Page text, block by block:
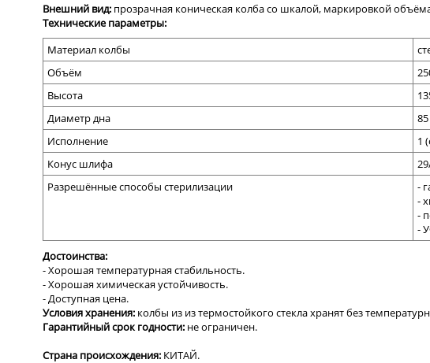
Внешний вид: прозрачная коническая колба со шкалой, маркировкой
Технические параметры:
Материал колбы
Объём
Высота
Диаметр дна
Исполнение
1
Конус шлифа
Разрешённые способы стерилизации
-
-
-
-
Достоинства:
- Хорошая температурная стабильность.
- Хорошая химическая устойчивость.
- Доступная цена.
Условия хранения: колбы из из термостойкого стекла хранят без
Гарантийный срок годности: не ограничен.
Страна происхождения: КИТАЙ.